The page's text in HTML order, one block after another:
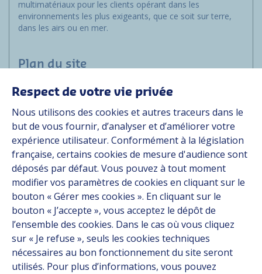
multimatériaux pour les clients opérant dans les
environnements les plus exigeants, que ce soit sur terre,
dans les airs ou en mer.
Plan du site
Marchés
Solutions
Ressources
À propos
Carrière
Contact
Suivez-nous
Linkedin
Instagram
Respect de votre vie privée
Nous utilisons des cookies et autres traceurs dans le
but de vous fournir, d’analyser et d’améliorer votre
expérience utilisateur. Conformément à la législation
française, certains cookies de mesure d'audience sont
déposés par défaut. Vous pouvez à tout moment
modifier vos paramètres de cookies en cliquant sur le
bouton « Gérer mes cookies ». En cliquant sur le
bouton « J’accepte », vous acceptez le dépôt de
l’ensemble des cookies. Dans le cas où vous cliquez
sur « Je refuse », seuls les cookies techniques
nécessaires au bon fonctionnement du site seront
utilisés. Pour plus d’informations, vous pouvez